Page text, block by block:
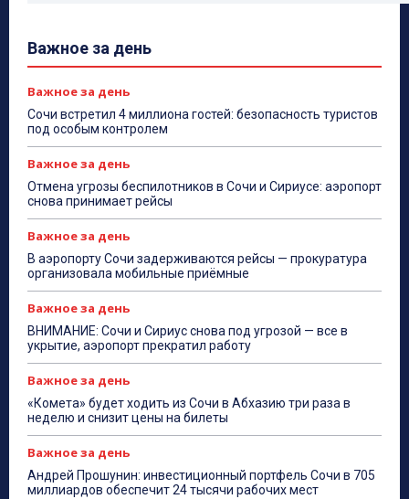
Важное за день
Важное за день
Сочи встретил 4 миллиона гостей: безопасность туристов
под особым контролем
Важное за день
Отмена угрозы беспилотников в Сочи и Сириусе: аэропорт
снова принимает рейсы
Важное за день
В аэропорту Сочи задерживаются рейсы — прокуратура
организовала мобильные приёмные
Важное за день
ВНИМАНИЕ: Сочи и Сириус снова под угрозой — все в
укрытие, аэропорт прекратил работу
Важное за день
«Комета» будет ходить из Сочи в Абхазию три раза в
неделю и снизит цены на билеты
Важное за день
Андрей Прошунин: инвестиционный портфель Сочи в 705
миллиардов обеспечит 24 тысячи рабочих мест